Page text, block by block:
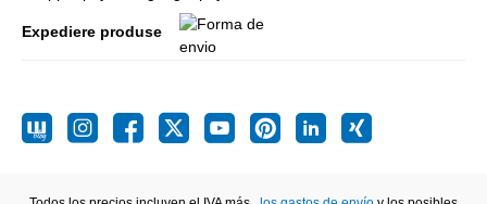
Expediere produse